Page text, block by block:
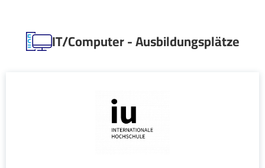
IT/Computer - Ausbildungsplätze